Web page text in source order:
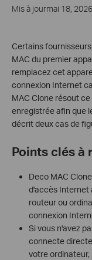
Mis à jourmai 18, 2026
Certains
MAC du premier
remplacez cet
connexion Internet
MAC Clone résout
enregistrée afin que
décrit deux cas de
Points clés à
Deco MAC
d'accès Internet
routeur ou
connexion
Si vous n'avez
connecte
votre ordinateur,